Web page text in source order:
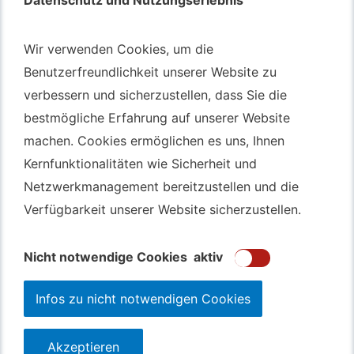
Wir verwenden Cookies, um die
Benutzerfreundlichkeit unserer Website zu
verbessern und sicherzustellen, dass Sie die
bestmögliche Erfahrung auf unserer Website
machen. Cookies ermöglichen es uns, Ihnen
Kernfunktionalitäten wie Sicherheit und
Netzwerkmanagement bereitzustellen und die
Verfügbarkeit unserer Website sicherzustellen.
Nicht notwendige Cookies aktiv
Infos zu nicht notwendigen Cookies
Akzeptieren
Wir verwenden Cookies, um die
Benutzerfreundlichkeit unserer Website zu
verbessern und sicherzustellen, dass Sie die
bestmögliche Erfahrung auf unserer Website
machen. Cookies ermöglichen es uns, Ihnen
Kernfunktionalitäten wie Sicherheit und
Netzwerkmanagement bereitzustellen und die
Verfügbarkeit unserer Website sicherzustellen.
Nicht notwendige Cookies aktiv
Infos zu nicht notwendigen Cookies
Akzeptieren
Autotransport Bochum
Autotransport Düsseldorf
Autotransport Essen
Autoexport Gelsenkirchen
Autoexport Herne
GebrauchtwagenAnkauf Bochum